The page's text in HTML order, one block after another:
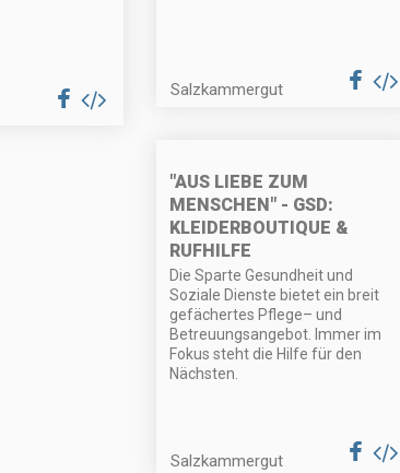
Salzkammergut
"AUS LIEBE ZUM
MENSCHEN" - GSD:
KLEIDERBOUTIQUE &
RUFHILFE
Die Sparte Gesundheit und
Soziale Dienste bietet ein breit
gefächertes Pflege– und
Betreuungsangebot. Immer im
Fokus steht die Hilfe für den
Nächsten.
Salzkammergut